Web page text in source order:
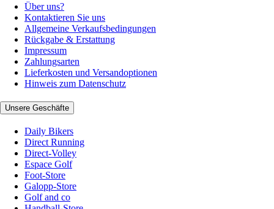
Über uns?
Kontaktieren Sie uns
Allgemeine Verkaufsbedingungen
Rückgabe & Erstattung
Impressum
Zahlungsarten
Lieferkosten und Versandoptionen
Hinweis zum Datenschutz
Unsere Geschäfte
Daily Bikers
Direct Running
Direct-Volley
Espace Golf
Foot-Store
Galopp-Store
Golf and co